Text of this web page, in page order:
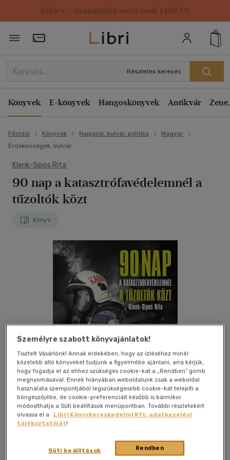
Kulacs / strandtáska most csak 1499 Ft!
Törzsvásárlói Kártya adatai
Részletes keresés
Könyvek E-könyvek Hangoskönyvek Antikvár
Főoldal Könyvek Napjaink, bulvár, politika
Magyar
Érdekességek, bulvár
Klenk-Sipos Rita
90 nap a katasztrófavédelemnél a
tűzoltók közt
Könyv
Kívánságlistához adom Megosztom
Mpb Hungary Kft|2014|magyar nyelvű|keménytábla,
Személyre szabott könyvajánlatok!
Tisztelt Vásárlónk! Annak érdekében, hogy az ízléséhez minél
közelebb álló könyveket tudjunk a figyelmébe ajánlani, arra kérjük,
hogy fogadja el az ehhez szükséges cookie-kat a „Rendben” gomb
megnyomásával. Ennek hiányában weboldalunk csak a weboldal
használata szempontjából legszükségesebb cookie-kat telepíti a
böngészőjébe, de cookie-preferenciáit később is bármikor
módosíthatja a Süti beállítások menüpontban. További részletekért
olvassa el a
Libri Könyvkereskedelmi Kft. adatkezelési
tájékoztatóját!
Rendben
Süti beállítások